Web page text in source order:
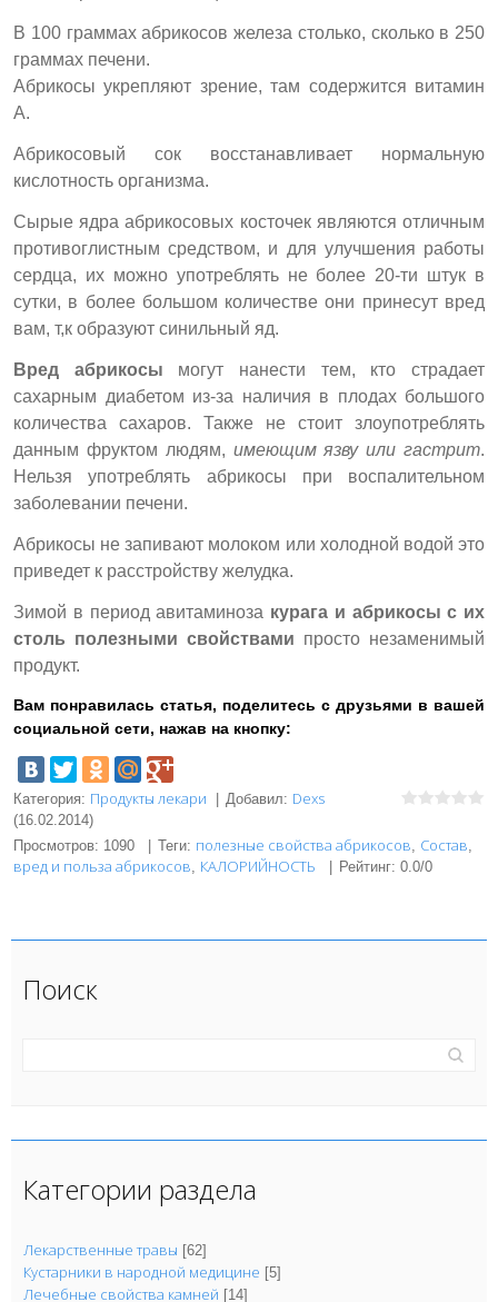
В 100 граммах абрикосов железа столько, сколько в 250
граммах печени.
Абрикосы укрепляют зрение, там содержится витамин
А.
Абрикосовый сок восстанавливает нормальную
кислотность организма.
Сырые ядра абрикосовых косточек являются отличным
противоглистным средством, и для улучшения работы
сердца, их можно употреблять не более 20-ти штук в
сутки, в более большом количестве они принесут вред
вам, т,к образуют синильный яд.
Вред абрикосы могут нанести тем, кто страдает
сахарным диабетом из-за наличия в плодах большого
количества сахаров. Также не стоит злоупотреблять
данным фруктом людям, имеющим язву или гастрит.
Нельзя употреблять абрикосы при воспалительном
заболевании печени.
Абрикосы не запивают молоком или холодной водой это
приведет к расстройству желудка.
Зимой в период авитаминоза курага и абрикосы с их
столь полезными свойствами просто незаменимый
продукт.
Вам понравилась статья, поделитесь с друзьями в вашей
социальной сети, нажав на кнопку:
Категория: Продукты лекари Добавил: Dexs
(16.02.2014)
Просмотров: 1090 Теги: полезные свойства абрикосов, Состав,
вред и польза абрикосов, КАЛОРИЙНОСТЬ Рейтинг: 0.0/0
Поиск
Категории раздела
Лекарственные травы [62]
Кустарники в народной медицине [5]
Лечебные свойства камней [14]